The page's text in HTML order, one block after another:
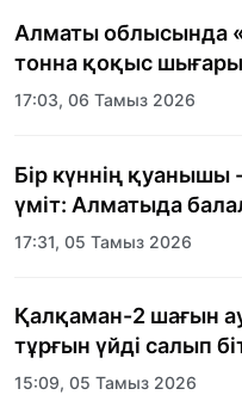
Алматы облысында
тонна қоқыс
17:03, 06 Тамыз 2026
Бір күннің қуанышы
үміт: Алматыда
тәрбиеленушілеріне
17:31, 05 Тамыз 2026
Қалқаман-2 шағын
тұрғын үйді салып
15:09, 05 Тамыз 2026